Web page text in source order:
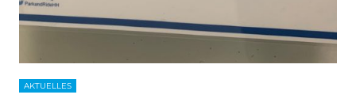
AKTUELLES